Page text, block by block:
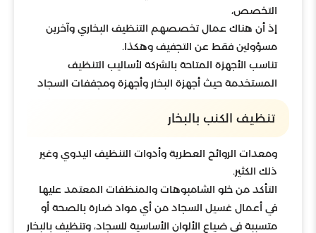
التخصص،
إذ أن هناك عمال تخصصهم التنظيف البخاري وآخرين
مسؤولين فقط عن التجفيف وهكذا.
تناسب الأجهزة المتاحة بالشركة لأساليب التنظيف
المستخدمة حيث أجهزة البخار وأجهزة ومجففات السجاد
تنظيف الكنب بالبخار
ومعدات الروائح العطرية وأدوات التنظيف اليدوي وغير
ذلك الكثير.
التأكد من خلو الشامبوهات والمنظفات المعتمد عليها
في أعمال غسيل السجاد من أي مواد ضارة بالصحة أو
متسببة في ضياع الألوان الأساسية للسجاد، وتنظيف بالبخار